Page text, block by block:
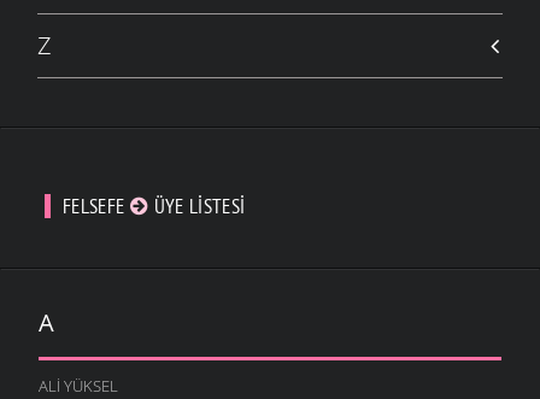
Z
FELSEFE ÜYE LISTESI
A
ALI YÜKSEL